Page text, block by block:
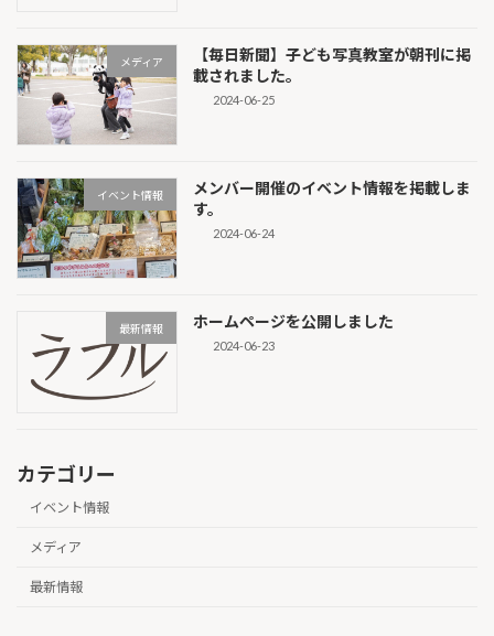
メディア
【毎日新聞】子ども写真教室が朝刊に掲
載されました。
2024-06-25
イベント情報
メンバー開催のイベント情報を掲載しま
す。
2024-06-24
最新情報 ホームページを公開しました
2024-06-23
カテゴリー
イベント情報
メディア
最新情報